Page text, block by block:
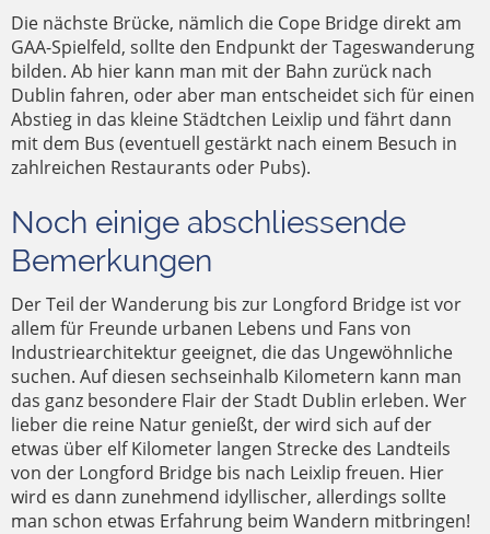
Die nächste Brücke, nämlich die Cope Bridge direkt am
GAA-Spielfeld, sollte den Endpunkt der Tageswanderung
bilden. Ab hier kann man mit der Bahn zurück nach
Dublin fahren, oder aber man entscheidet sich für einen
Abstieg in das kleine Städtchen Leixlip und fährt dann
mit dem Bus (eventuell gestärkt nach einem Besuch in
zahlreichen Restaurants oder Pubs).
Noch einige abschliessende
Bemerkungen
Der Teil der Wanderung bis zur Longford Bridge ist vor
allem für Freunde urbanen Lebens und Fans von
Industriearchitektur geeignet, die das Ungewöhnliche
suchen. Auf diesen sechseinhalb Kilometern kann man
das ganz besondere Flair der Stadt Dublin erleben. Wer
lieber die reine Natur genießt, der wird sich auf der
etwas über elf Kilometer langen Strecke des Landteils
von der Longford Bridge bis nach Leixlip freuen. Hier
wird es dann zunehmend idyllischer, allerdings sollte
man schon etwas Erfahrung beim Wandern mitbringen!